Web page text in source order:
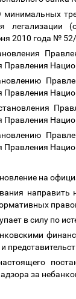
2010 года №
Правления
Правления
Правления
Правления
на
в силу по
за